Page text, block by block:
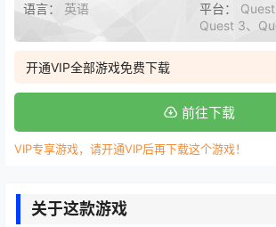
语言： 英语 平台：
Quest 3、
开通VIP全部游戏免费下载
前往下载
VIP专享游戏，请开通VIP后再下载这个游戏！
关于这款游戏